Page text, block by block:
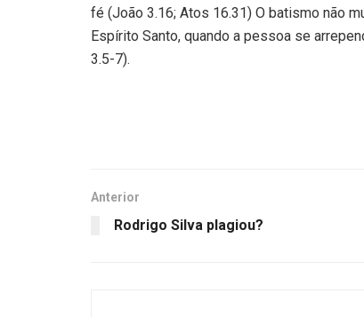
fé (João 3.16; Atos 16.31) O batismo não
Espírito Santo, quando a pessoa se
3.5-7).
Anterior
Rodrigo Silva plagiou?